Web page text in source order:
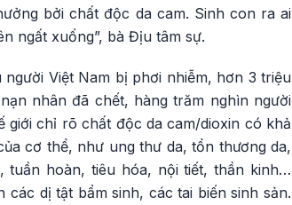
bởi chất độc da cam. Sinh con ra ai
ngất xuống”, bà Địu tâm sự.
Việt Nam bị phơi nhiễm, hơn 3 triệu
nhân đã chết, hàng trăm nghìn người
giới chỉ rõ chất độc da cam/dioxin có khả
cơ thể, như ung thư da, tổn thương da,
tuần hoàn, tiêu hóa, nội tiết, thần kinh…
dị tật bẩm sinh, các tai biến sinh sản.